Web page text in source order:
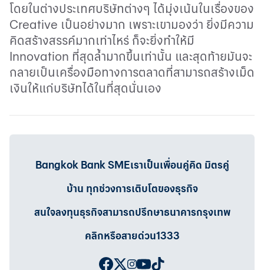
โดยในต่างประเทศบริษัทต่างๆ ได้มุ่งเน้นในเรื่องของ
Creative เป็นอย่างมาก เพราะเขามองว่า ยิ่งมีความ
คิดสร้างสรรค์มากเท่าไหร่ ก็จะยิ่งทำให้มี
Innovation ที่สุดล้ำมากขึ้นเท่านั้น และสุดท้ายมันจะ
กลายเป็นเครื่องมือทางการตลาดที่สามารถสร้างเม็ด
เงินให้แก่บริษัทได้ในที่สุดนั่นเอง
Bangkok Bank SMEเราเป็นเพื่อนคู่คิด มิตรคู่
บ้าน ทุกช่วงการเติบโตของธุรกิจ
สนใจลงทุนธุรกิจสามารถปรึกษาธนาคารกรุงเทพ
คลิกหรือสายด่วน1333